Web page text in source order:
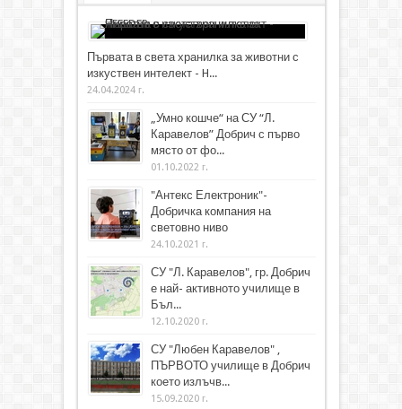
Първата в света хранилка за животни с
изкуствен интелект - H...
24.04.2024 г.
„Умно кошче“ на СУ “Л.
Каравелов” Добрич с първо
място от фо...
01.10.2022 г.
"Антекс Електроник"-
Добричка компания на
световно ниво
24.10.2021 г.
СУ "Л. Каравелов", гр. Добрич
е най- активното училище в
Бъл...
12.10.2020 г.
СУ "Любен Каравелов" ,
ПЪРВОТО училище в Добрич
което излъчв...
15.09.2020 г.